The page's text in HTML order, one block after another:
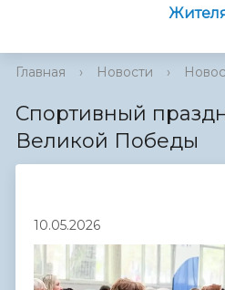
Главная › Новости ›
Спортивный
Великой Победы
10.05.2026